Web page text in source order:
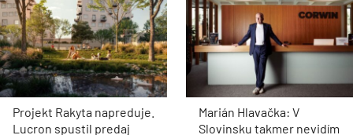
Projekt Rakyta napreduje.
Lucron spustil predaj
Marián Hlavačka: V
Slovinsku takmer nevidím